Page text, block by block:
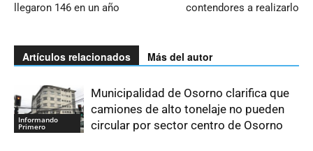
llegaron 146 en un año
contendores a realizarlo
Artículos relacionados Más del autor
Informando
Primero
Municipalidad de Osorno clarifica que
camiones de alto tonelaje no pueden
circular por sector centro de Osorno